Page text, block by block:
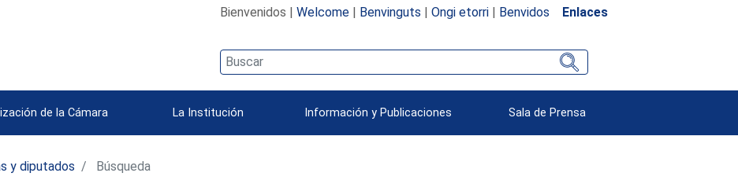
Bienvenidos | Welcome| Benvinguts | Ongi etorri| Benvidos Enlaces
de la Cámara La Institución Información y Publicaciones Sala de Prensa
y diputados Búsqueda